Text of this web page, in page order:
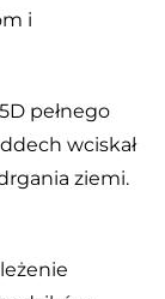
i
pełnego
wciskał
ziemi.